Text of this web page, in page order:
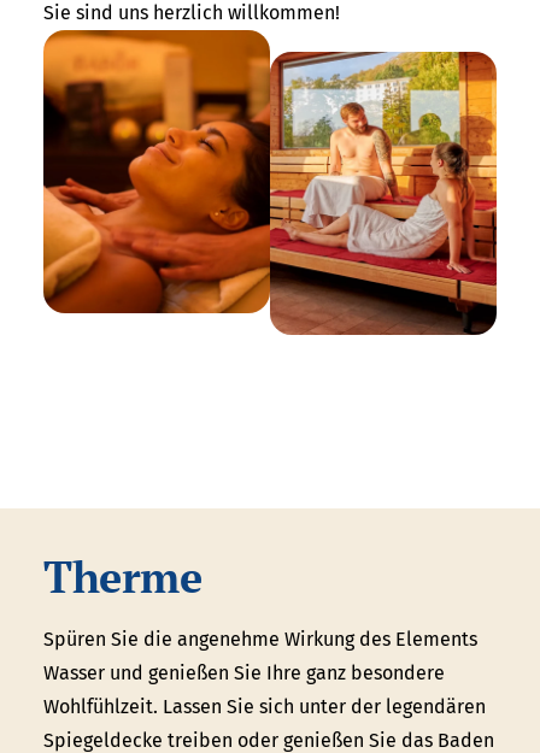
Sie sind uns herzlich willkommen!
Therme
Spüren Sie die angenehme Wirkung des Elements
Wasser und genießen Sie Ihre ganz besondere
Wohlfühlzeit. Lassen Sie sich unter der legendären
Spiegeldecke treiben oder genießen Sie das Baden